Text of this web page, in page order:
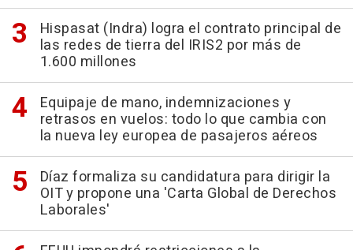
Hispasat (Indra) logra el contrato principal de
las redes de tierra del IRIS2 por más de
1.600 millones
Equipaje de mano, indemnizaciones y
retrasos en vuelos: todo lo que cambia con
la nueva ley europea de pasajeros aéreos
Díaz formaliza su candidatura para dirigir la
OIT y propone una 'Carta Global de Derechos
Laborales'